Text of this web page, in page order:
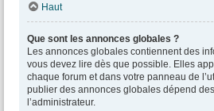
Haut
Que sont les annonces globales ?
Les annonces globales contiennent des
vous devez lire dès que possible. Elles
chaque forum et dans votre panneau de
publier des annonces globales dépend
l’administrateur.